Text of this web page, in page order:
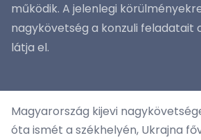
működik. A jelenlegi
nagykövetség a konzuli feladatait
látja el.
Magyarország kijevi
óta ismét a székhelyén, Ukrajna